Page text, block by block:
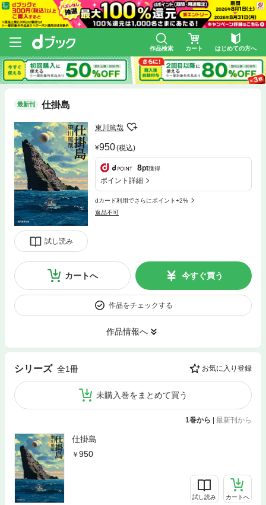
作品検索 カート はじめての方へ
最新刊 仕掛島
試し読み
東川篤哉
950(税込)
8pt獲得
ポイント詳細
dカード利用でさらにポイント+2%
返品不可
カートへ 今すぐ買う
作品をチェックする
作品情報へ
シリーズ 全1冊 お気に入り登録
未購入巻をまとめて買う
1巻から | 最新刊から
仕掛島
950
試し読み カートへ